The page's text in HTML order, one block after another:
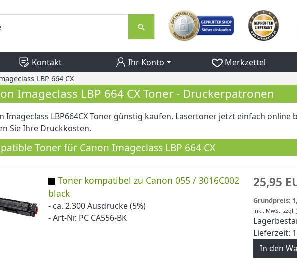
Kontakt Ihr Konto Merkzettel
LBP 664 CX
Imageclass LBP 664 CX Toner - Druckerpatronen
Imageclass LBP664CX Toner günstig kaufen. Lasertoner jetzt einfach online
Sie Ihre Druckkosten.
Toner für Canon Imageclass LBP 664 CX
Toner kompatibel zu Canon 055 / 3016C002
black
- ca. 2.300 Ausdrucke (5%)
- Art-Nr. PC CA556-BK
25,95
Grundpreis:
inkl. MwSt. zzgl.
Lieferzeit: